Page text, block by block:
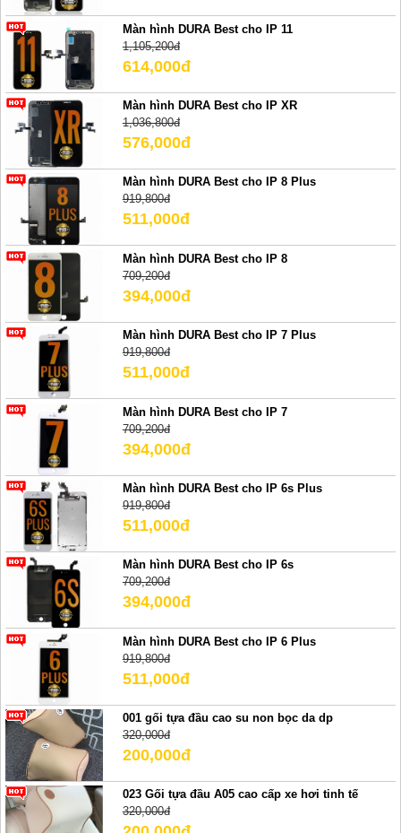
Màn hình DURA Best cho IP 11
1,105,200đ
614,000đ
Màn hình DURA Best cho IP XR
1,036,800đ
576,000đ
Màn hình DURA Best cho IP 8 Plus
919,800đ
511,000đ
Màn hình DURA Best cho IP 8
709,200đ
394,000đ
Màn hình DURA Best cho IP 7 Plus
919,800đ
511,000đ
Màn hình DURA Best cho IP 7
709,200đ
394,000đ
Màn hình DURA Best cho IP 6s Plus
919,800đ
511,000đ
Màn hình DURA Best cho IP 6s
709,200đ
394,000đ
Màn hình DURA Best cho IP 6 Plus
919,800đ
511,000đ
001 gối tựa đầu cao su non bọc da dp
320,000đ
200,000đ
023 Gối tựa đầu A05 cao cấp xe hơi tinh tế
320,000đ